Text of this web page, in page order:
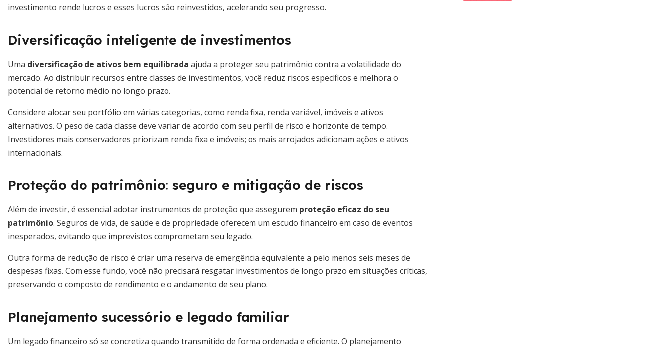
investimento rende lucros e esses lucros são reinvestidos, acelerando seu progresso.
Diversificação inteligente de investimentos
Uma diversificação de ativos bem equilibrada ajuda a proteger seu patrimônio contra a volatilidade do
mercado. Ao distribuir recursos entre classes de investimentos, você reduz riscos específicos e melhora o
potencial de retorno médio no longo prazo.
Considere alocar seu portfólio em várias categorias, como renda fixa, renda variável, imóveis e ativos
alternativos. O peso de cada classe deve variar de acordo com seu perfil de risco e horizonte de tempo.
Investidores mais conservadores priorizam renda fixa e imóveis; os mais arrojados adicionam ações e ativos
internacionais.
Proteção do patrimônio: seguro e mitigação de riscos
Além de investir, é essencial adotar instrumentos de proteção que assegurem proteção eficaz do seu
patrimônio. Seguros de vida, de saúde e de propriedade oferecem um escudo financeiro em caso de eventos
inesperados, evitando que imprevistos comprometam seu legado.
Outra forma de redução de risco é criar uma reserva de emergência equivalente a pelo menos seis meses de
despesas fixas. Com esse fundo, você não precisará resgatar investimentos de longo prazo em situações críticas,
preservando o composto de rendimento e o andamento de seu plano.
Planejamento sucessório e legado familiar
Um legado financeiro só se concretiza quando transmitido de forma ordenada e eficiente. O planejamento